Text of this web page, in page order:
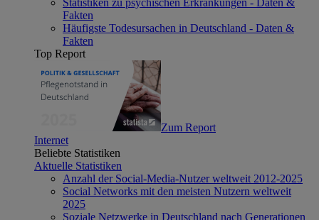
Fakten
Häufigste Todesursachen in Deutschland - Daten &
Fakten
Top Report
Zum Report
Internet
Beliebte Statistiken
Aktuelle Statistiken
Anzahl der Social-Media-Nutzer weltweit 2012-2025
Social Networks mit den meisten Nutzern weltweit
2025
Soziale Netzwerke in Deutschland nach Generationen